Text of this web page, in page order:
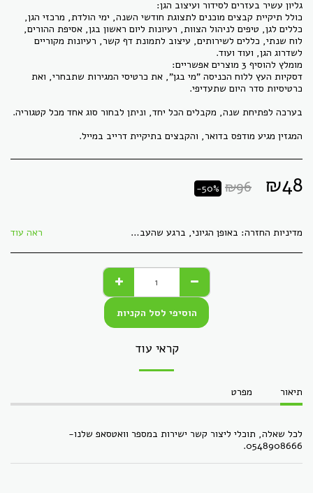
כולל תיקיית קבצים מוכנים לתצוגת חודשי השנה, ימי הולדת, מרכזי הגן,
כללים לגן, טיפים לניהול הצוות, רעיונות ליום ראשון בגן, אסיפת ההורים,
לוח שנתי, כללים לשירותים, עיצוב לתמונת דף קשר, רעיונות מקוריים
דסקיות העץ ללוח הכניסה "מי בגן", את כרטיסי המגירות שתבחרי, ואת
המגזין מגיע מודפס בדואר, והקבצים בתיקיית דרייב במייל.
₪48
₪96
-50%
מדיניות החזרה: באופן הגיוני, ברגע שהעברנו לך חומר דיגיטלי, לא ניתן &quot;להחזיר&quot; אותו, כמו קבצים. כל מוצר אחר, ניתן להחזירו באריזתו המקורית, ללא פגמים, תוך 30 ימי עסקים. הזיכוי יתקבל בעת הגעת המוצר חזרה בשלמותו. ראה עוד
הוסיפי לסל הקניות
קראי עוד
תיאור מפרט
לכל שאלה, תוכלי ליצור קשר ישירות במספר וואטסאפ שלנו-
0548908666.